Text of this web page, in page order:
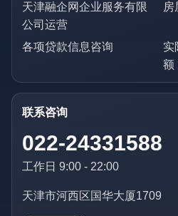
天津融企网企业服务有限
公司运营
房
各项贷款信息咨询
实
额
联系咨询
022-24331588
工作日 9:00 - 22:00
天津市河西区国华大厦1709